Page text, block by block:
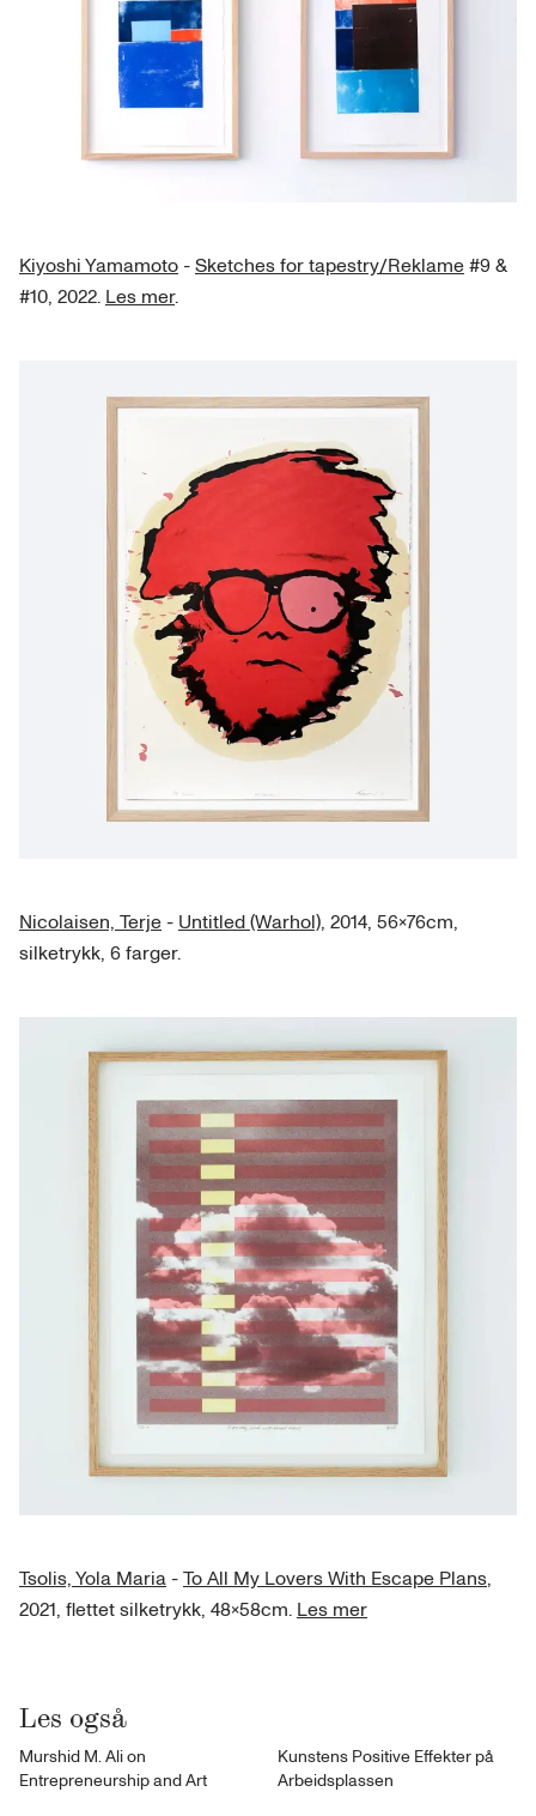
Kiyoshi Yamamoto -Sketches for tapestry/Reklame#9 &
#10, 2022. Les mer.
Nicolaisen, Terje - Untitled (Warhol), 2014, 56×76cm,
silketrykk, 6 farger.
Tsolis, Yola Maria -To All My Lovers With Escape Plans,
2021, flettet silketrykk, 48×58cm. Les mer
Les også
Murshid M. Ali on
Entrepreneurship and Art
Kunstens Positive Effekter på
Arbeidsplassen